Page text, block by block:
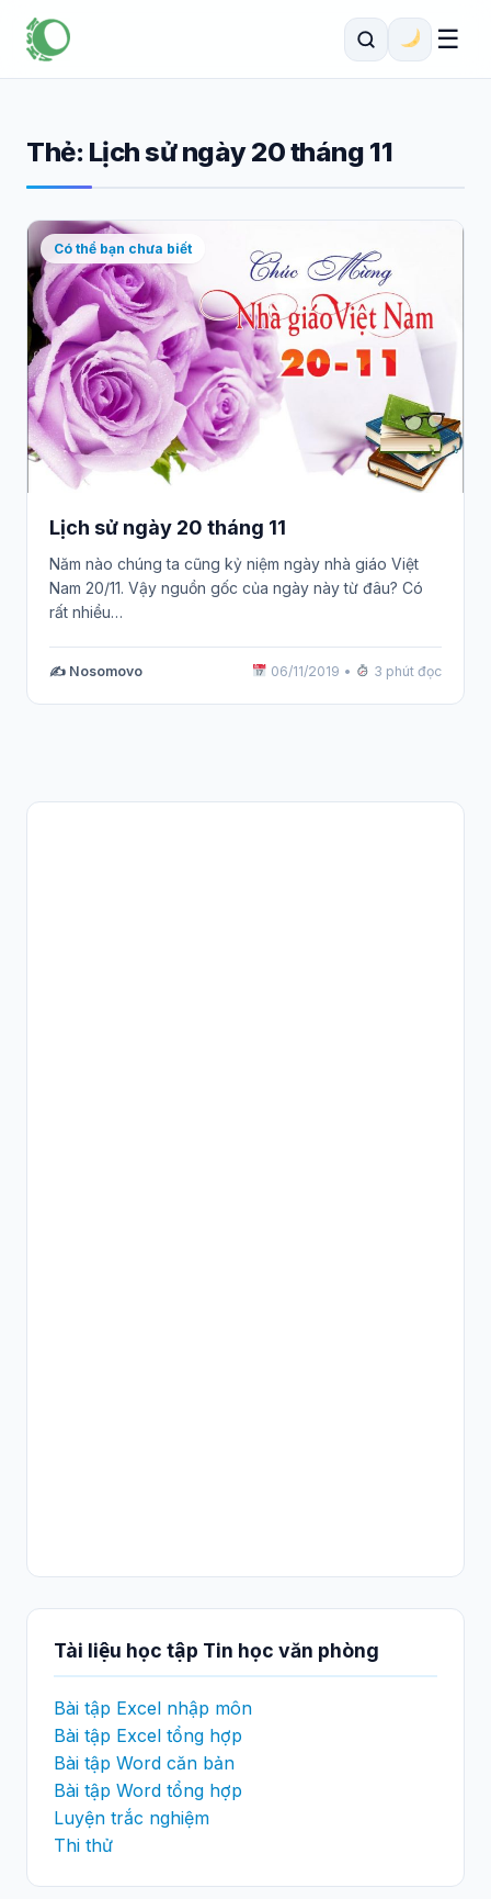
☰
Thẻ: Lịch sử ngày 20 tháng 11
Có thể bạn chưa biết
Lịch sử ngày 20 tháng 11
Năm nào chúng ta cũng kỷ niệm ngày nhà giáo Việt
Nam 20/11. Vậy nguồn gốc của ngày này từ đâu? Có
rất nhiều…
✍️ Nosomovo 06/11/2019 • 3 phút đọc
Tài liệu học tập Tin học văn phòng
Bài tập Excel nhập môn
Bài tập Excel tổng hợp
Bài tập Word căn bản
Bài tập Word tổng hợp
Luyện trắc nghiệm
Thi thử